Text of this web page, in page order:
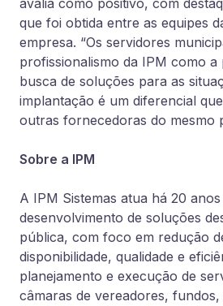
avalia como positivo, com
que foi obtida entre as equipes
empresa. “Os servidores
profissionalismo da IPM como
busca de soluções para as
implantação é um diferencial
outras fornecedoras do mesmo
Sobre a IPM
A IPM Sistemas atua há 20
desenvolvimento de soluções
pública, com foco em redução
disponibilidade, qualidade e
planejamento e execução de
câmaras de vereadores, fundos,